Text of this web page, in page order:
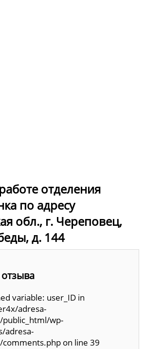
отделения
по адресу
обл., г. Череповец,
д. 144
variable: user_ID in
adresa-
wp-
adresa-
on line 39